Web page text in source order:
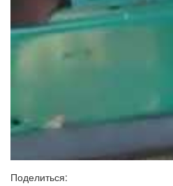
Поделиться: